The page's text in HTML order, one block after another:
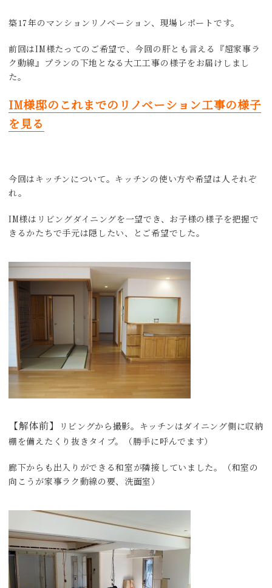
築17年のマンションリノベーション、現場レポートです。
前回はIM様たってのご希望で、今回の肝とも言える『超家事ラ
ク動線』プランの下地となる大工工事の様子をお届けしまし
た。
IM様邸のこれまでのリノベーション工事の様子
を見る
今回はキッチンについて。キッチンの使い方や希望は人それぞ
れ。
IM様はリビングダイニングを一望でき、お子様の様子を把握で
きるかたちで手元は隠したい、とご希望でした。
【解体前】
リビングから撮影。キッチンはダイニング側に収納
棚を備えたくり抜きタイプ。（勝手に呼んでます）
廊下からも出入りができる和室が隣接していました。（和室の
向こうが家事ラク動線の要、洗面室）